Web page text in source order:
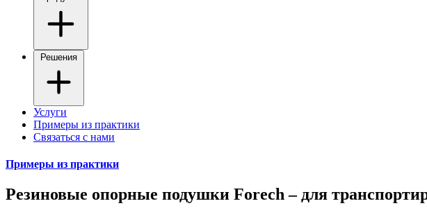
Услуги
Примеры из практики
Связаться с нами
Примеры из практики
Резиновые опорные подушки Forech – для